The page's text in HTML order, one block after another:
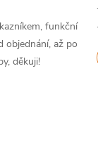
funkční
objednání, až po
děkuji!